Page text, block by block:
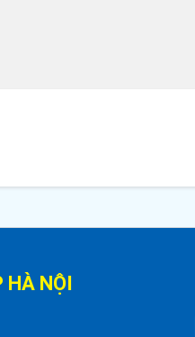
HÀ NỘI